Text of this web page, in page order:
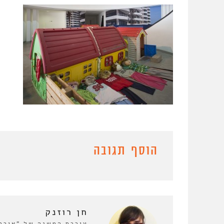
הוסף תגובה
חן רוזנק